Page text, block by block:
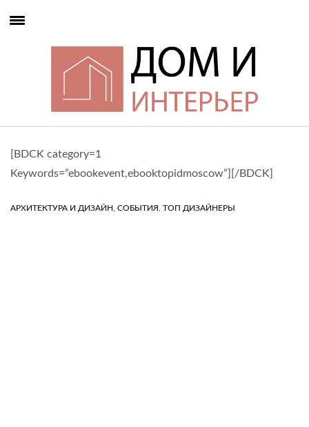
[BDCK category=1
Keywords=”ebookevent,ebooktopidmoscow”][/BDCK]
АРХИТЕКТУРА И ДИЗАЙН, СОБЫТИЯ, ТОП ДИЗАЙНЕРЫ